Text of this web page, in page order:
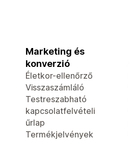
Marketing és
konverzió
Életkor-ellenőrző
Visszaszámláló
Testreszabható
kapcsolatfelvételi
űrlap
Termékjelvények